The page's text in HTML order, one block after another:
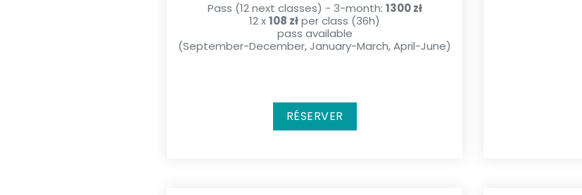
Pass (12 next classes) - 3-month: 1300 zł
12 x108 złper class (36h)
pass available
(September-December, January-March, April-June)
RÉSERVER